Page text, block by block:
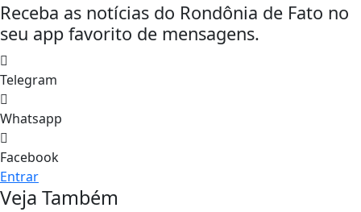
Receba as notícias do Rondônia de Fato no
seu app favorito de mensagens.
Telegram
Whatsapp
Facebook
Entrar
Veja Também